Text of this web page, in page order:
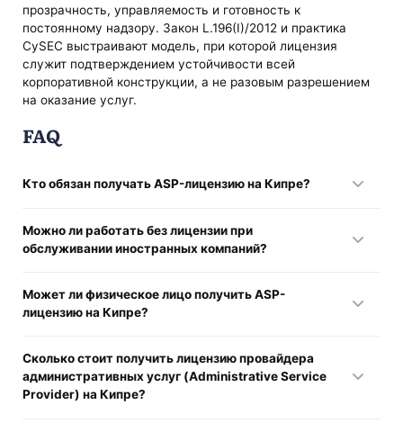
прозрачность, управляемость и готовность к
постоянному надзору. Закон L.196(I)/2012 и практика
CySEC выстраивают модель, при которой лицензия
служит подтверждением устойчивости всей
корпоративной конструкции, а не разовым разрешением
на оказание услуг.
FAQ
Кто обязан получать ASP-лицензию на Кипре?
профессионально оказывают административные или
корпоративные услуги из или в Республику Кипр и не
Можно ли работать без лицензии при
обслуживании иностранных компаний?
структуру без разрешения рассматривается CySEC как
нарушение запрета на нелицензированную деятельность.
Может ли физическое лицо получить ASP-
лицензию на Кипре?
зарегистрированное по Companies Law.
Сколько стоит получить лицензию провайдера
административных услуг (Administrative Service
Provider) на Кипре?